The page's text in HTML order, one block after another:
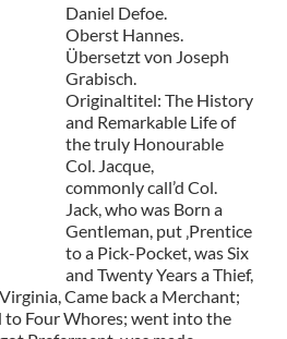
Daniel Defoe.
Oberst Hannes.
Übersetzt von Joseph
Grabisch.
Originaltitel: The History
and Remarkable Life of
the truly Honourable
Col. Jacque,
commonly call’d Col.
Jack, who was Born a
Gentleman, put ‚Prentice
to a Pick-Pocket, was Six
and Twenty Years a Thief,
Came back a Merchant;
to Four Whores; went into the